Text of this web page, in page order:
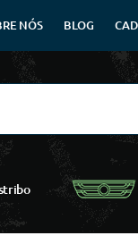
NÓS BLOG